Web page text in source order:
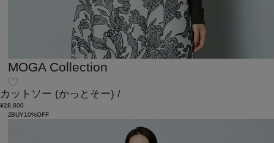
MOGA Collection
カットソー (かっとそー) /
¥28,600
2BUY10%OFF